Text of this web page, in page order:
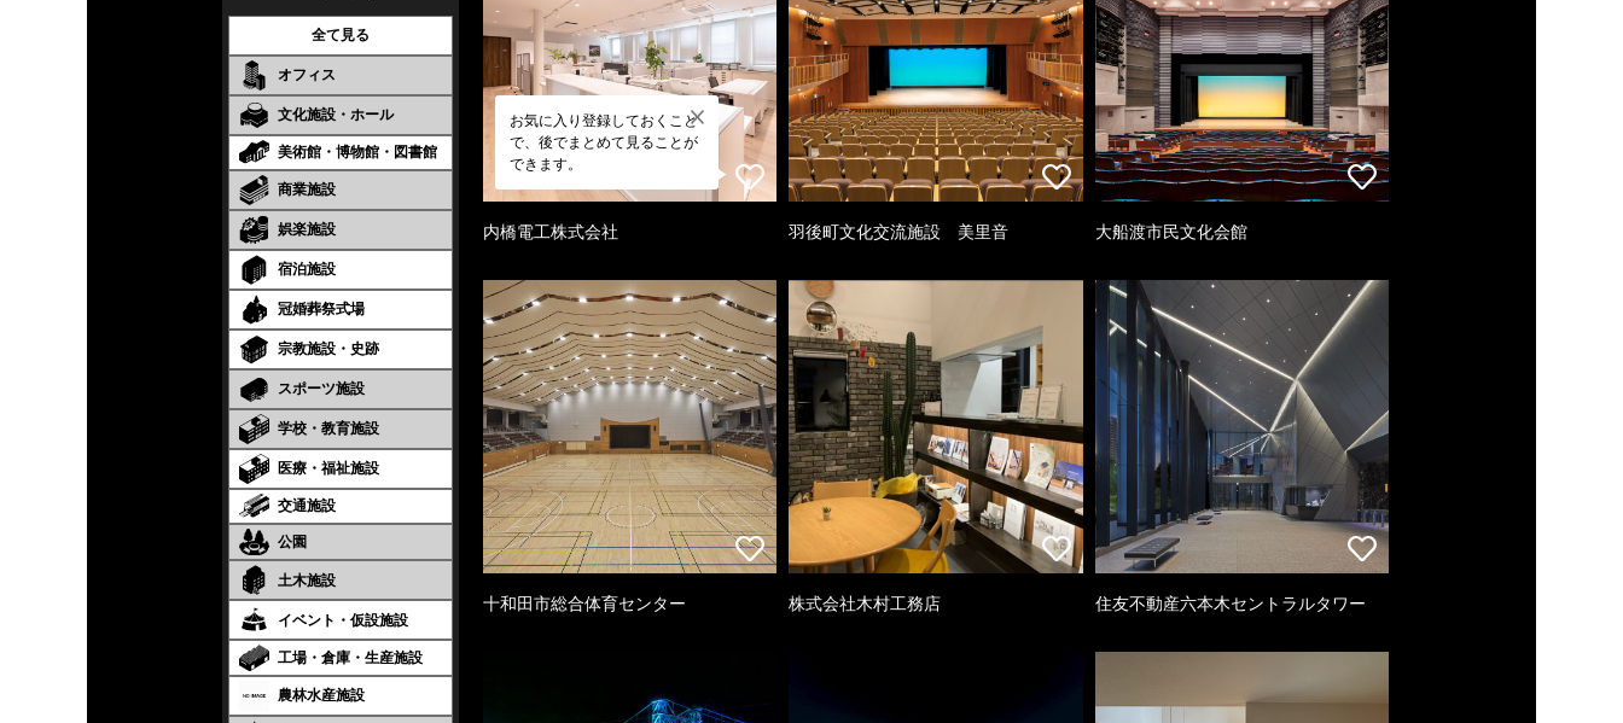
全て見る
オフィス
文化施設・ホール
美術館・博物館・図書館
商業施設
娯楽施設
宿泊施設
冠婚葬祭式場
宗教施設・史跡
スポーツ施設
学校・教育施設
医療・福祉施設
交通施設
公園
土木施設
イベント・仮設施設
工場・倉庫・生産施設
農林水産施設
お気に入り登録しておくこと
で、後でまとめて見ることが
できます。
内橋電工株式会社 羽後町文化交流施設 美里音 大船渡市民文化会館
十和田市総合体育センター 株式会社木村工務店 住友不動産六本木セントラルタワー